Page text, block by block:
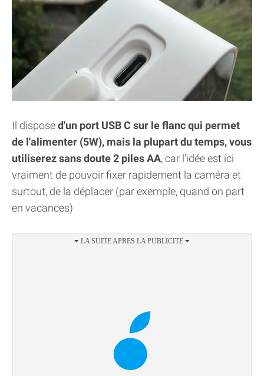
Il disposed'un port USB C sur le flanc qui permet
de l'alimenter (5W), mais la plupart du temps, vous
utiliserez sans doute 2 piles AA, car l'idée est ici
vraiment de pouvoir fixer rapidement la caméra et
surtout, de la déplacer (par exemple, quand on part
en vacances)